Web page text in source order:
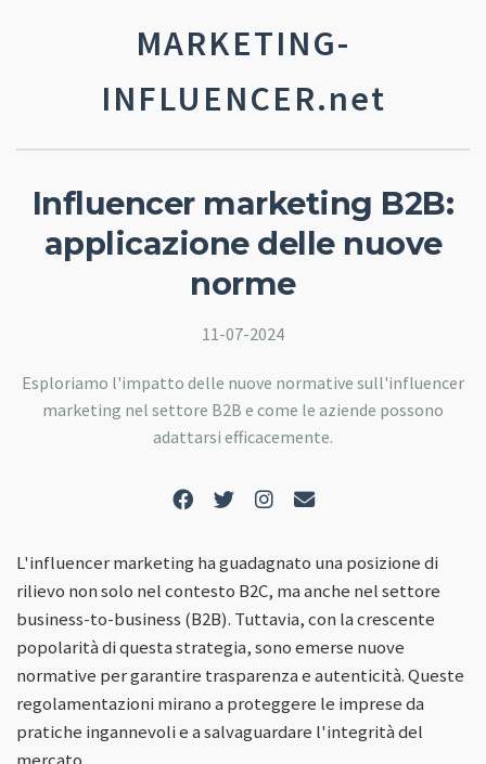
MARKETING-
INFLUENCER.net
Influencer marketing B2B:
applicazione delle nuove
norme
11-07-2024
Esploriamo l'impatto delle nuove normative sull'influencer
marketing nel settore B2B e come le aziende possono
adattarsi efficacemente.
L'influencer marketing ha guadagnato una posizione di
rilievo non solo nel contesto B2C, ma anche nel settore
business-to-business (B2B). Tuttavia, con la crescente
popolarità di questa strategia, sono emerse nuove
normative per garantire trasparenza e autenticità. Queste
regolamentazioni mirano a proteggere le imprese da
pratiche ingannevoli e a salvaguardare l'integrità del